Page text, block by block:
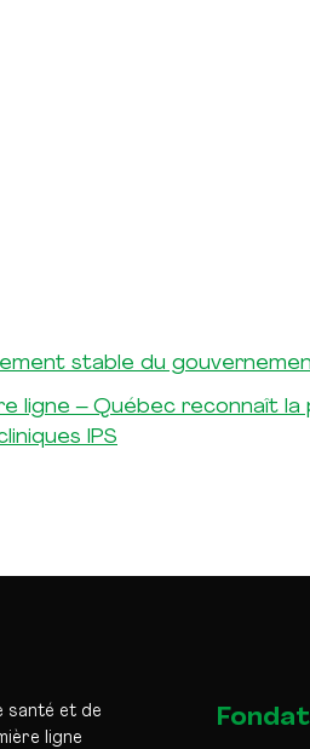
stable du
ligne – Québec reconnaît la
IPS
santé et de
ligne